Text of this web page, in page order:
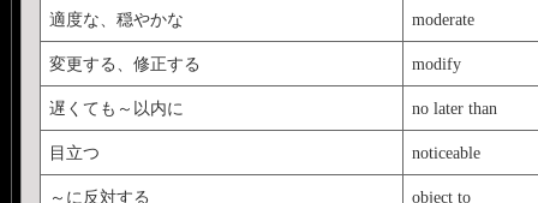
適度な、穏やかな moderate
変更する、修正する modify
遅くても～以内に no later than
目立つ noticeable
～に反対する object to